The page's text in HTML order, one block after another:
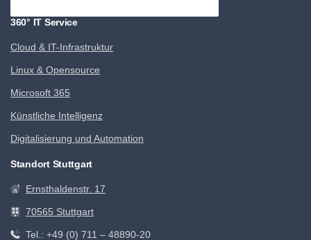
360° IT Service
Cloud & IT-Infrastruktur
Linux & Opensource
Microsoft 365
Künstliche Intelligenz
Digitalisierung und Automation
Standort Stuttgart
Ernsthaldenstr. 17
70565 Stuttgart
Tel.: +49 (0) 711 – 48890-20